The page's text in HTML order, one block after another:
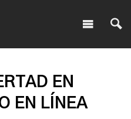
EN
EN LÍNEA